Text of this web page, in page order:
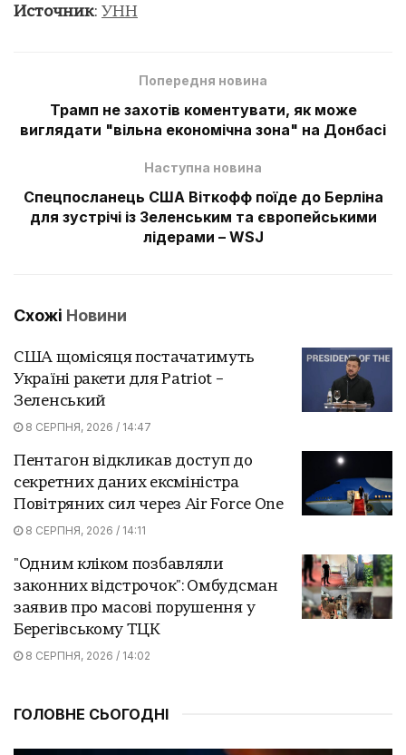
Источник: УНН
Попередня новина
Трамп не захотів коментувати, як може
виглядати "вільна економічна зона" на Донбасі
Наступна новина
Спецпосланець США Віткофф поїде до Берліна
для зустрічі із Зеленським та європейськими
лідерами – WSJ
Схожі Новини
США щомісяця постачатимуть
Україні ракети для Patriot –
Зеленський
8 СЕРПНЯ, 2026 / 14:47
Пентагон відкликав доступ до
секретних даних ексміністра
Повітряних сил через Air Force One
8 СЕРПНЯ, 2026 / 14:11
"Одним кліком позбавляли
законних відстрочок": Омбудсман
заявив про масові порушення у
Берегівському ТЦК
8 СЕРПНЯ, 2026 / 14:02
ГОЛОВНЕ СЬОГОДНІ